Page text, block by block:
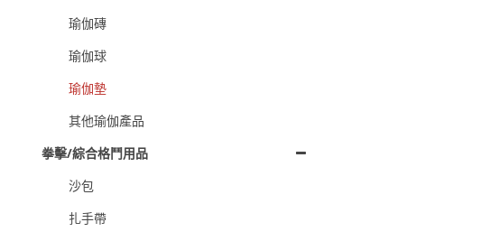
瑜伽磚
瑜伽球
瑜伽墊
其他瑜伽產品
拳擊/綜合格鬥用品
沙包
扎手帶